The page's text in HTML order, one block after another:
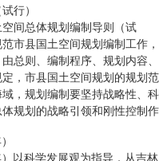
行）
间总体规划编制导则（试
市县国土空间规划编制工作，
总则、编制程序、规划内容、
，市县国土空间规划的规划范
，规划编制要坚持战略性、科
规划的战略引领和刚性控制作
以科学发展观为指导，从吉林